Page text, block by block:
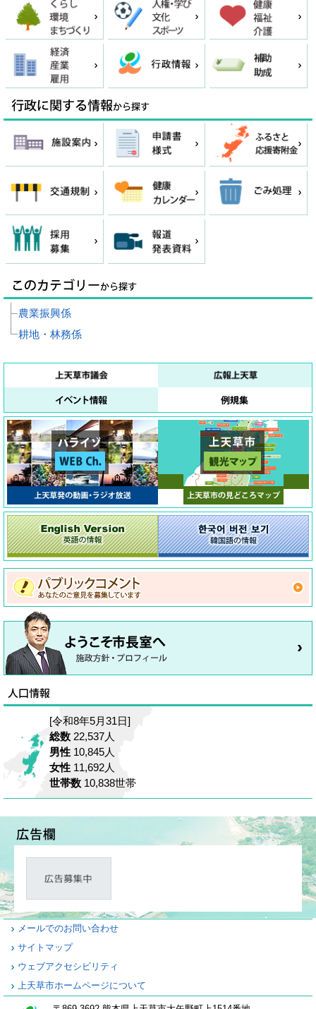
農業振興係
耕地・林務係
[令和8年5月31日]
総数 22,537人
男性 10,845人
女性 11,692人
世帯数 10,838世帯
メールでのお問い合わせ
サイトマップ
ウェブアクセシビリティ
上天草市ホームページについて